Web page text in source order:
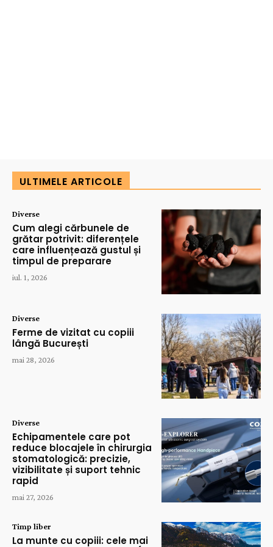
ULTIMELE ARTICOLE
Diverse
Cum alegi cărbunele de
grătar potrivit: diferențele
care influențează gustul și
timpul de preparare
iul. 1, 2026
Diverse
Ferme de vizitat cu copiii
lângă București
mai 28, 2026
Diverse
Echipamentele care pot
reduce blocajele în chirurgia
stomatologică: precizie,
vizibilitate și suport tehnic
rapid
mai 27, 2026
Timp liber
La munte cu copiii: cele mai